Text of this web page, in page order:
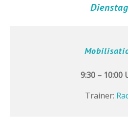
Dienstag
9:30 – 10:00
Trainer: